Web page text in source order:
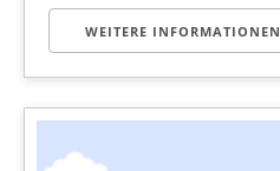
WEITERE INFORMATIONEN